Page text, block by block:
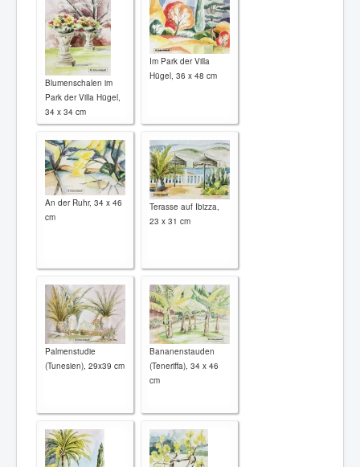
Blumenschalen im
Park der Villa Hügel,
34 x 34 cm
Im Park der Villa
Hügel, 36 x 48 cm
An der Ruhr, 34 x 46
cm
Terasse auf Ibizza,
23 x 31 cm
Palmenstudie
(Tunesien), 29x39 cm
Bananenstauden
(Teneriffa), 34 x 46
cm